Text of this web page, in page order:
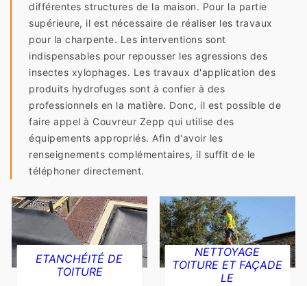
différentes structures de la maison. Pour la partie
supérieure, il est nécessaire de réaliser les travaux
pour la charpente. Les interventions sont
indispensables pour repousser les agressions des
insectes xylophages. Les travaux d'application des
produits hydrofuges sont à confier à des
professionnels en la matière. Donc, il est possible de
faire appel à Couvreur Zepp qui utilise des
équipements appropriés. Afin d'avoir les
renseignements complémentaires, il suffit de le
téléphoner directement.
ETANCHÉITÉ DE
TOITURE
NETTOYAGE
TOITURE ET FAÇADE
LE